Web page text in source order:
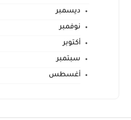
ديسمبر
نوفمبر
أكتوبر
سبتمبر
أغسطس